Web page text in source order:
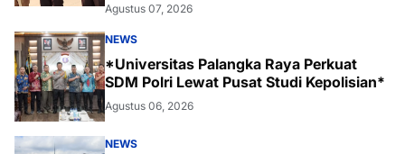
Agustus 07, 2026
NEWS
*Universitas Palangka Raya Perkuat
SDM Polri Lewat Pusat Studi Kepolisian*
Agustus 06, 2026
NEWS